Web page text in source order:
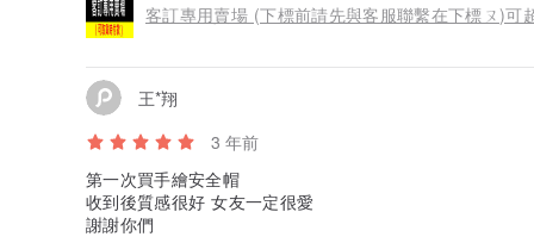
客訂專用賣場 (下標前請先與客服聯繫在下標ㄡ)可
王*翔
3 年前
第一次買手繪安全帽
收到後質感很好 女友一定很愛
謝謝你們